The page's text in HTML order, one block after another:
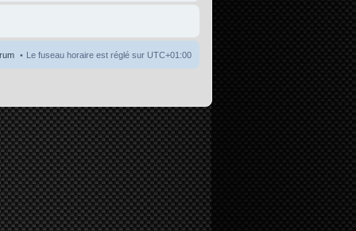
Le fuseau horaire est réglé sur UTC+01:00